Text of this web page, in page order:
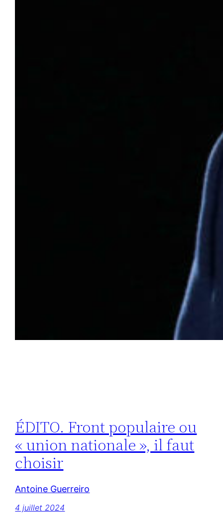
ÉDITO. Front populaire ou
« union nationale », il faut
choisir
Antoine Guerreiro
4 juillet 2024